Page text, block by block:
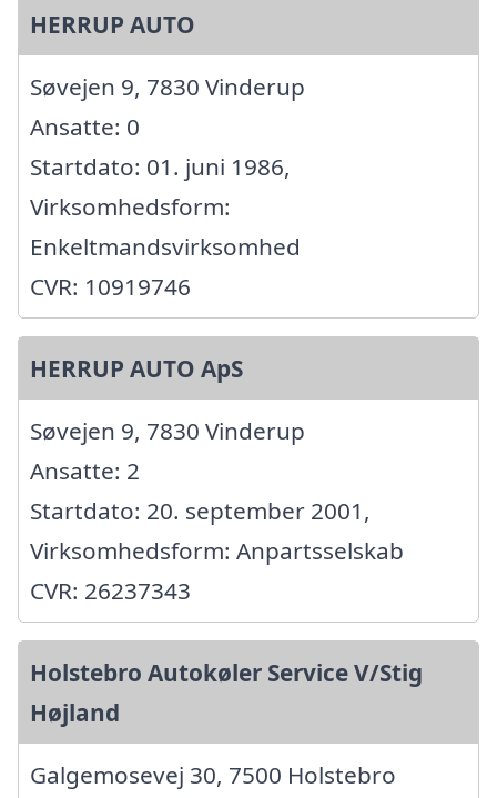
HERRUP AUTO
Søvejen 9, 7830 Vinderup
Ansatte: 0
Startdato: 01. juni 1986,
Virksomhedsform:
Enkeltmandsvirksomhed
CVR: 10919746
HERRUP AUTO ApS
Søvejen 9, 7830 Vinderup
Ansatte: 2
Startdato: 20. september 2001,
Virksomhedsform: Anpartsselskab
CVR: 26237343
Holstebro Autokøler Service V/Stig
Højland
Galgemosevej 30, 7500 Holstebro